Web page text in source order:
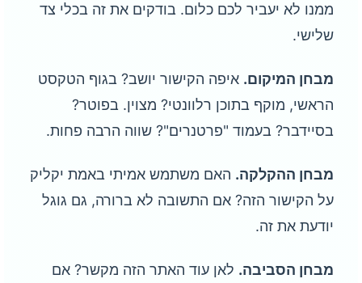
ממנו לא יעביר לכם כלום. בודקים את זה בכלי צד
שלישי.
מבחן המיקום. איפה הקישור יושב? בגוף הטקסט
הראשי, מוקף בתוכן רלוונטי? מצוין. בפוטר?
בסיידבר? בעמוד "פרטנרים"? שווה הרבה פחות.
מבחן ההקלקה. האם משתמש אמיתי באמת יקליק
על הקישור הזה? אם התשובה לא ברורה, גם גוגל
יודעת את זה.
מבחן הסביבה. לאן עוד האתר הזה מקשר? אם